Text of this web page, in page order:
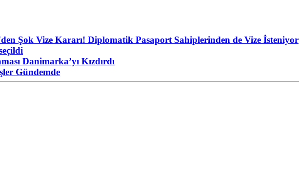
Şok Vize Kararı! Diplomatik Pasaport Sahiplerinden de Vize İsteniyor
Danimarka’yı Kızdırdı
Gündemde